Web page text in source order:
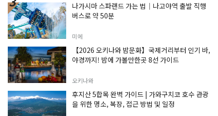
나가시마 스파랜드 가는 법｜나고야역 출발 직행
버스로 약 50분
미에
【2026 오키나와 밤문화】국제거리부터 인기 바,
야경까지! 밤에 가볼만한곳 8선 가이드
오키나와
후지산 5합목 완벽 가이드 | 가와구치코 호수 관광
을 위한 명소, 복장, 접근 방법 및 일정